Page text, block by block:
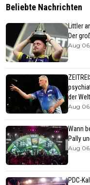
Beliebte Nachrichten
Littler
Der
Aug 06,
der Welt
Aug 06,
Wann
Pally
Aug 06,
PDC-